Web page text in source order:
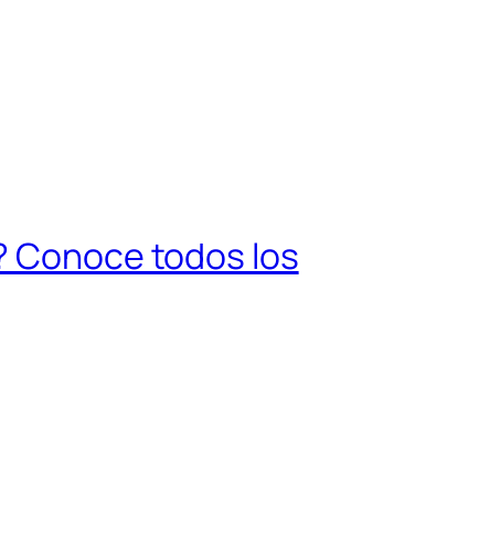
Conoce todos los